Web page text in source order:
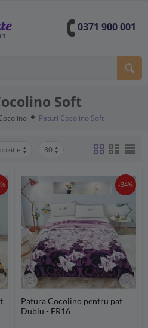
0371 900 001
Soft
Paturi Cocolino Soft
80
-34%
Patura Cocolino pentru pat
Dublu - FR16